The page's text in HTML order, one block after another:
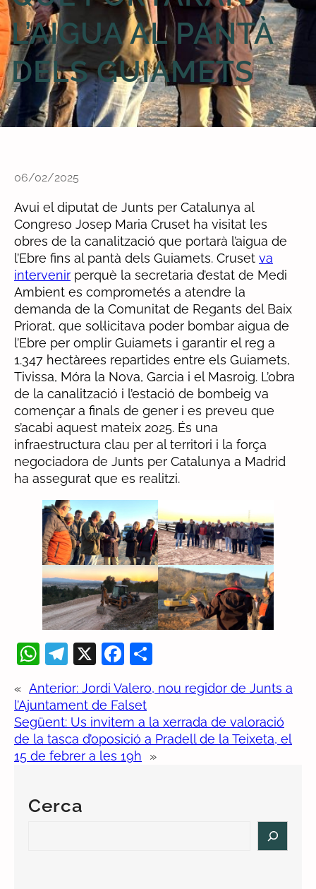
L’AIGUA AL PANTÀ
DELS GUIAMETS
06/02/2025
Avui el diputat de Junts per Catalunya al
Congreso Josep Maria Cruset ha visitat les
obres de la canalització que portarà l’aigua de
l’Ebre fins al pantà dels Guiamets. Cruset va
intervenir perquè la secretaria d’estat de Medi
Ambient es comprometés a atendre la
demanda de la Comunitat de Regants del Baix
Priorat, que sol·licitava poder bombar aigua de
l’Ebre per omplir Guiamets i garantir el reg a
1.347 hectàrees repartides entre els Guiamets,
Tivissa, Móra la Nova, Garcia i el Masroig. L’obra
de la canalització i l’estació de bombeig va
començar a finals de gener i es preveu que
s’acabi aquest mateix 2025. És una
infraestructura clau per al territori i la força
negociadora de Junts per Catalunya a Madrid
ha assegurat que es realitzi.
W
at
s
A
p
T
e
gr
a
m
X
F
a
c
e
b
o
m
p
ar
te
« Anterior: Jordi Valero, nou regidor de Junts a
l’Ajuntament de Falset
Següent: Us invitem a la xerrada de valoració
de la tasca d’oposició a Pradell de la Teixeta, el
15 de febrer a les 19h
»
Cerca